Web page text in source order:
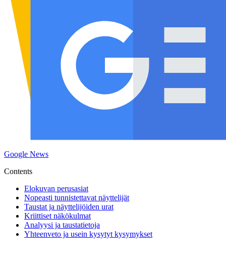
Google News
Contents
Elokuvan perusasiat
Nopeasti tunnistettavat näyttelijät
Taustat ja näyttelijöiden urat
Kriittiset näkökulmat
Analyysi ja taustatietoja
Yhteenveto ja usein kysytyt kysymykset